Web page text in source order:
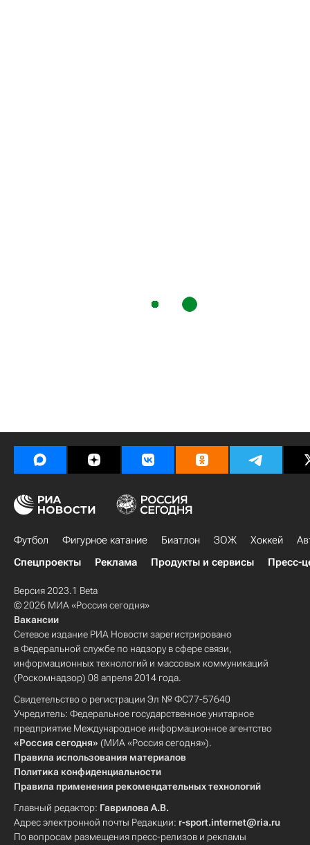
Футбол Фигурное катание Биатлон ЗОЖ Хоккей
Спецпроекты
Реклама Продукты и сервисы Пресс-
Версия 2023.1 Beta
© 2026 МИА «Россия сегодня»
Вакансии
Сетевое издание РИА Новости зарегистрировано
в Федеральной службе по надзору в сфере связи,
информационных технологий и массовых коммуникаций
(Роскомнадзор) 08 апреля 2014 года.
Свидетельство о регистрации Эл № ФС77-57640
Учредитель: Федеральное государственное унитарное
предприятие Международное информационное агентство
«Россия сегодня» (МИА «Россия сегодня»).
Правила использования материалов
Политика конфиденциальности
Правила применения рекомендательных технологий
Главный редактор: Гаврилова А.В.
Адрес электронной почты Редакции: r-sport.internet@ria.ru
По вопросам размещения пресс-релизов и рекламы